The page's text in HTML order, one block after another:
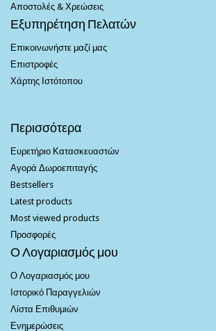
Αποστολές & Χρεώσεις
Εξυπηρέτηση Πελατών
Επικοινωνήστε μαζί μας
Επιστροφές
Χάρτης Ιστότοπου
Περισσότερα
Ευρετήριο Κατασκευαστών
Αγορά Δωροεπιταγής
Bestsellers
Latest products
Most viewed products
Προσφορές
Ο Λογαριασμός μου
Ο Λογαριασμός μου
Ιστορικό Παραγγελιών
Λίστα Επιθυμιών
Ενημερώσεις